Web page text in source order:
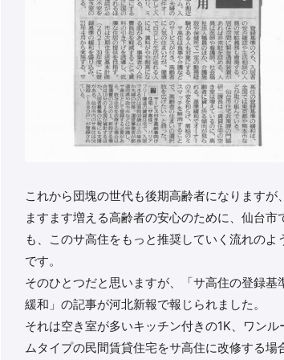
これから団塊の世代も後期高齢者になりますが、
ますます増える高齢者の安心のために、仙台市
も、このサ高住をもっと推奨していく流れのよ
です。
そのひとつだと思いますが、「サ高住の登録基
緩和」の記事が河北新報で報じられました。
それは空き室が多いキッチン付きの1K、ワンル
ムタイプの民間賃貸住宅をサ高住に改修する場